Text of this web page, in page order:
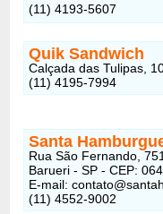
(11) 4193-5607
Quik Sandwich
Calçada das Tulipas,
(11) 4195-7994
Santa
Rua São Fernando,
Barueri - SP - CEP:
E-mail:
(11) 4552-9002